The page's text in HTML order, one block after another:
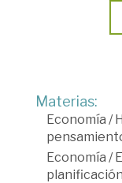
Materias:
Economía /
Economía /